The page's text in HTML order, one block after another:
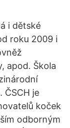
i dětské
roku 2009 i
apod. Škola
ČSCH je
koček
odborným